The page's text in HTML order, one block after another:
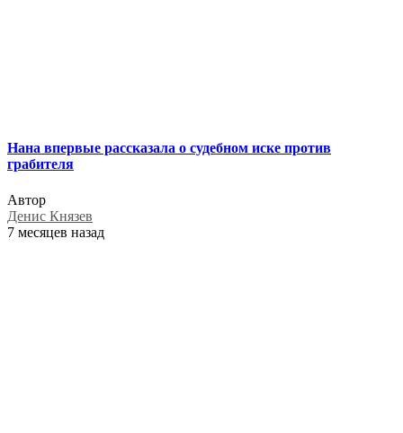
Нана впервые рассказала о судебном иске против
грабителя
Автор
Денис Князев
7 месяцев назад